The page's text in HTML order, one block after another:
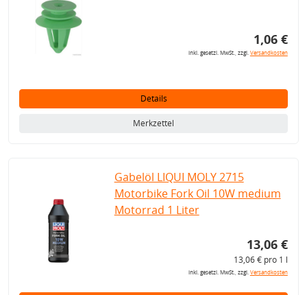
1,06 €
inkl. gesetzl. MwSt., zzgl.Versandkosten
Details
Merkzettel
Gabelöl LIQUI MOLY 2715
Motorbike Fork Oil 10W medium
Motorrad 1 Liter
13,06 €
13,06 € pro 1 l
inkl. gesetzl. MwSt., zzgl.Versandkosten